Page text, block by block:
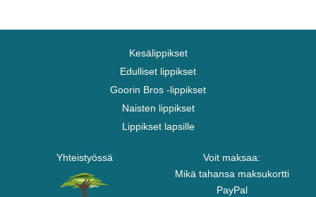
Kesälippikset
Edulliset lippikset
Goorin Bros -lippikset
Naisten lippikset
Lippikset lapsille
Yhteistyössä
Voit maksaa:
Mikä tahansa maksukortti
PayPal